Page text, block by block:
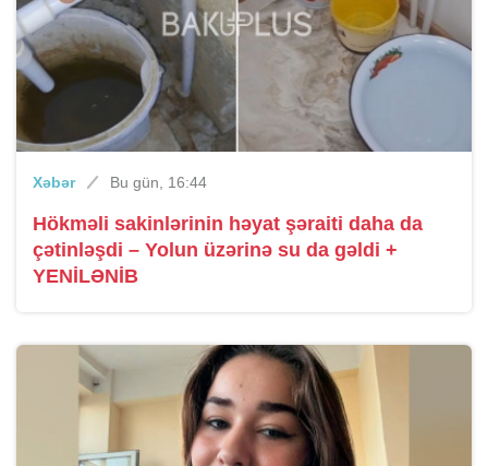
Xəbər Bu gün, 16:44
Hökməli sakinlərinin həyat şəraiti daha da
çətinləşdi – Yolun üzərinə su da gəldi +
YENİLƏNİB